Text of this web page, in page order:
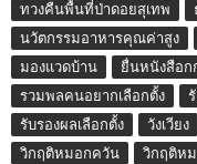
ทวงคืนพื้นที่ป่าดอยสุเทพ
นวัตกรรมอาหารคุณค่าสูง
มองแวดบ้าน
ยื่นหนังสือก
รวมพลคนอยากเลือกตั้ง
รับรองผลเลือกตั้ง
วังเวียง
วิกฤติหมอกควัน
วิกฤติห